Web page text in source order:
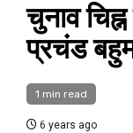
चुनाव
प्रचंड
1 min read
6 years ago